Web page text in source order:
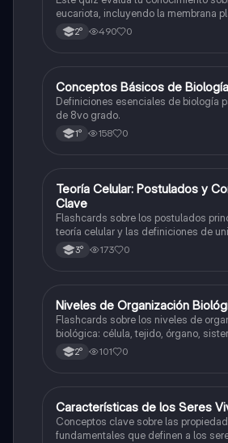
eucariota, incluyendo la membrana
núcleo, pared celular, citoplasma y
2° 490 0
CBiología
Conceptos Básicos de Biología
Definiciones esenciales de biología
de 8vo grado.
1° 158 0
TBiología
Teoría Celular: Postulados y
Clave
Flashcards sobre los postulados
teoría celular y las definiciones de
y funcional.
3° 173 0
NBiología
Niveles de Organización
Flashcards sobre los niveles de
biológica: célula, tejido, órgano,
2° 101 0
CBiología
Características de los Seres
Conceptos clave sobre las
fundamentales que definen a los